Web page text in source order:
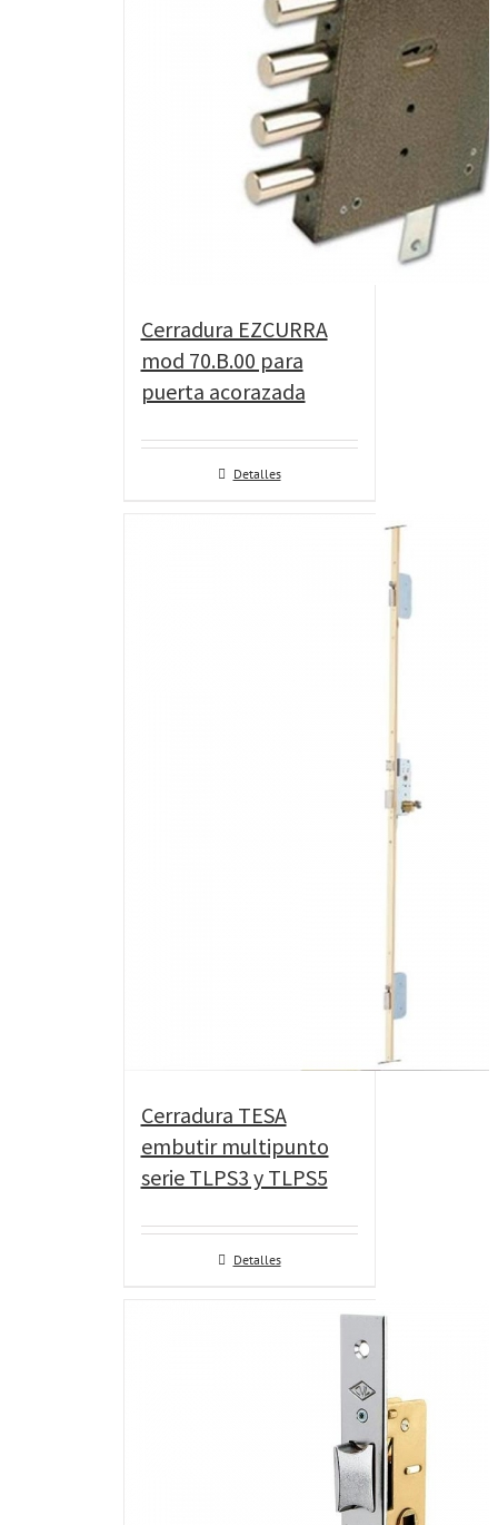
Cerradura EZCURRA
mod 70.B.00 para
puerta acorazada
Detalles
Cerradura TESA
embutir multipunto
serie TLPS3 y TLPS5
Detalles